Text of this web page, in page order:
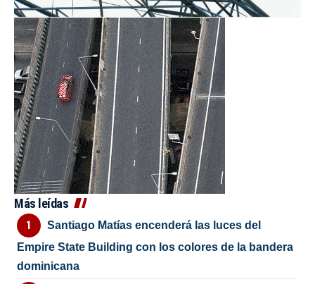
Más leídas
Santiago Matías encenderá las luces del
Empire State Building con los colores de la bandera
dominicana